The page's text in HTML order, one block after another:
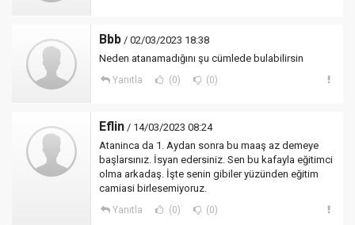
Bbb / 02/03/2023 18:38
Neden atanamadığını şu cümlede bulabilirsin
Yanıtla (0) (0)
Eflin / 14/03/2023 08:24
Ataninca da 1. Aydan sonra bu maaş az demeye
başlarsınız. İsyan edersiniz. Sen bu kafayla eğitimci
olma arkadaş. İşte senin gibiler yüzünden eğitim
camiasi birlesemiyoruz.
Yanıtla (0) (0)